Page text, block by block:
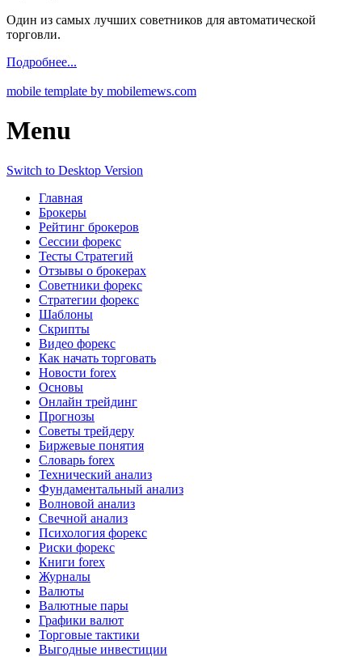
Один из самых лучших советников для автоматической
торговли.
Подробнее...
mobile template by mobilemews.com
Menu
Switch to Desktop Version
Главная
Брокеры
Рейтинг брокеров
Сессии форекс
Тесты Стратегий
Отзывы о брокерах
Советники форекс
Стратегии форекс
Шаблоны
Скрипты
Видео форекс
Как начать торговать
Новости forex
Основы
Онлайн трейдинг
Прогнозы
Советы трейдеру
Биржевые понятия
Словарь forex
Технический анализ
Фундаментальный анализ
Волновой анализ
Свечной анализ
Психология форекс
Риски форекс
Книги forex
Журналы
Валюты
Валютные пары
Графики валют
Торговые тактики
Выгодные инвестиции